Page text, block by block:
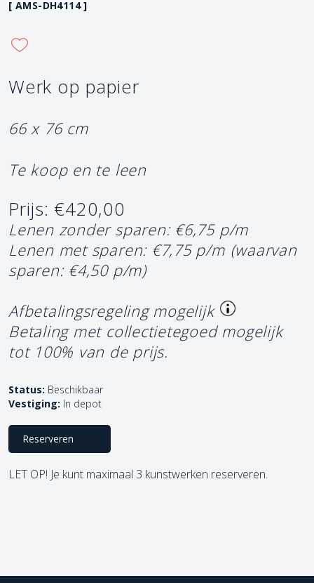
[ AMS-DH4114 ]
Werk op papier
66 x 76 cm
Te koop en te leen
Prijs: €420,00
Lenen zonder sparen: €6,75 p/m
Lenen met sparen: €7,75 p/m (waarvan
sparen: €4,50 p/m)
Afbetalingsregeling mogelijk
Betaling met collectietegoed mogelijk
tot 100% van de prijs.
Status: Beschikbaar
Vestiging: In depot
Reserveren
LET OP! Je kunt maximaal 3 kunstwerken reserveren.